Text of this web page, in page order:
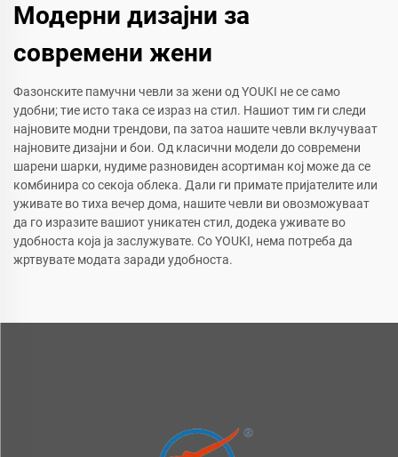
Модерни дизајни за
современи жени
Фазонските памучни чевли за жени од YOUKI не се само
удобни; тие исто така се израз на стил. Нашиот тим ги следи
најновите модни трендови, па затоа нашите чевли вклучуваат
најновите дизајни и бои. Од класични модели до современи
шарени шарки, нудиме разновиден асортиман кој може да се
комбинира со секоја облека. Дали ги примате пријателите или
уживате во тиха вечер дома, нашите чевли ви овозможуваат
да го изразите вашиот уникатен стил, додека уживате во
удобноста која ја заслужувате. Со YOUKI, нема потреба да
жртвувате модата заради удобноста.